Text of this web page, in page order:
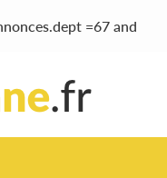
=67 and